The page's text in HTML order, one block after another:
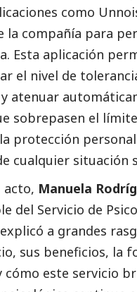
como
la compañía para
Esta aplicación
el nivel de
atenuar
sobrepasen el
protección
cualquier situación
acto, Manuela
del Servicio de
a grandes
sus beneficios, la
cómo este servicio